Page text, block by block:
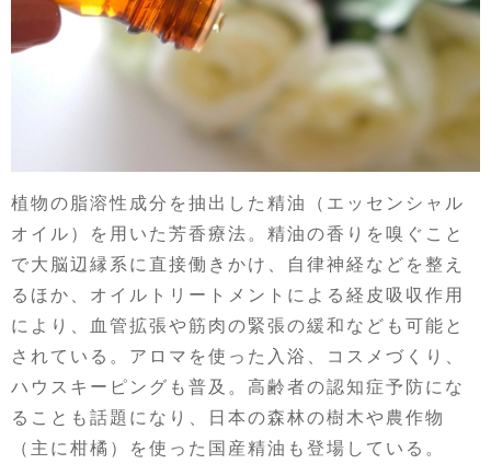
植物の脂溶性成分を抽出した精油（エッセンシャル
オイル）を用いた芳香療法。精油の香りを嗅ぐこと
で大脳辺縁系に直接働きかけ、自律神経などを整え
るほか、オイルトリートメントによる経皮吸収作用
により、血管拡張や筋肉の緊張の緩和なども可能と
されている。アロマを使った入浴、コスメづくり、
ハウスキーピングも普及。高齢者の認知症予防にな
ることも話題になり、日本の森林の樹木や農作物
（主に柑橘）を使った国産精油も登場している。